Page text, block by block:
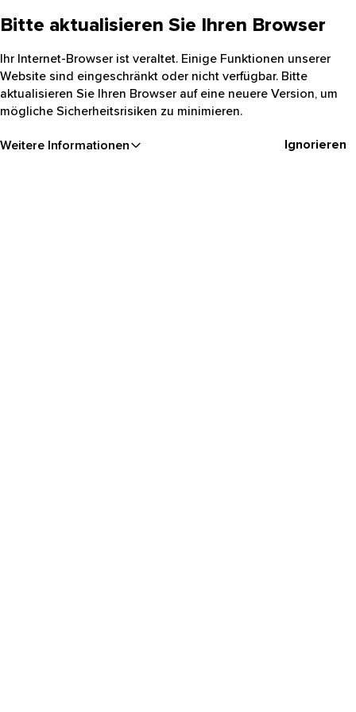
Bitte aktualisieren Sie Ihren Browser
Ihr Internet-Browser ist veraltet. Einige Funktionen unserer
Website sind eingeschränkt oder nicht verfügbar. Bitte
aktualisieren Sie Ihren Browser auf eine neuere Version, um
mögliche Sicherheitsrisiken zu minimieren.
Weitere Informationen Ignorieren